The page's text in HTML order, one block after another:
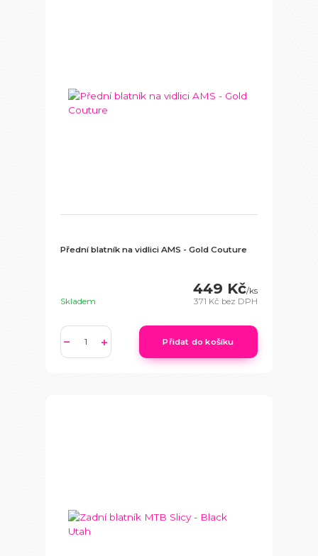
Přední blatník na vidlici AMS - Gold Couture
449 Kč/ks
371 Kč bez DPH
Skladem
Přidat do košíku